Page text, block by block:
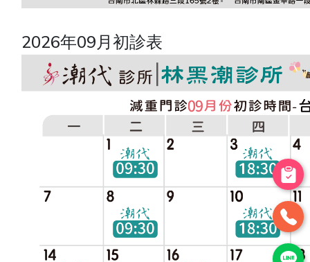
2026年09月初診表